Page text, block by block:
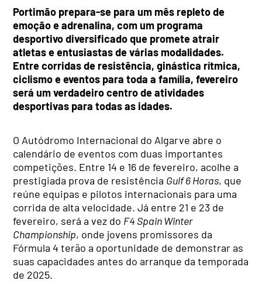
Portimão prepara-se para um mês repleto de
emoção e adrenalina, com um programa
desportivo diversificado que promete atrair
atletas e entusiastas de várias modalidades.
Entre corridas de resistência, ginástica rítmica,
ciclismo e eventos para toda a família, fevereiro
será um verdadeiro centro de atividades
desportivas para todas as idades.
O Autódromo Internacional do Algarve abre o
calendário de eventos com duas importantes
competições. Entre 14 e 16 de fevereiro, acolhe a
prestigiada prova de resistência Gulf 6 Horas, que
reúne equipas e pilotos internacionais para uma
corrida de alta velocidade. Já entre 21 e 23 de
fevereiro, será a vez do F4 Spain Winter
Championship, onde jovens promissores da
Fórmula 4 terão a oportunidade de demonstrar as
suas capacidades antes do arranque da temporada
de 2025.